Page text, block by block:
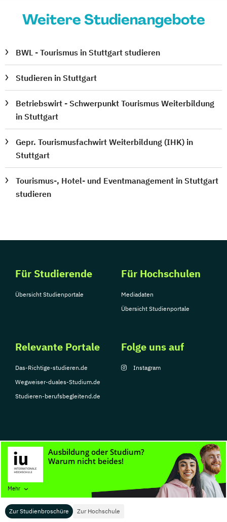
Zur Studienbroschüre Zur Hochschule
Mehr
Weitere Studienangebote
BWL - Tourismus in Stuttgart studieren
Studieren in Stuttgart
Betriebswirt - Schwerpunkt Tourismus Weiterbildung
in Stuttgart
Gepr. Tourismusfachwirt Weiterbildung (IHK) in
Stuttgart
Tourismus-, Hotel- und Eventmanagement in Stuttgart
studieren
Für Studierende
Übersicht Studienportale
Für Hochschulen
Mediadaten
Übersicht Studienportale
Relevante Portale
Das-Richtige-studieren.de
Wegweiser-duales-Studium.de
Studieren-berufsbegleitend.de
Folge uns auf
Instagram
© Copyright 2026, TarGroup Media GmbH
Nutzungsbedingungen